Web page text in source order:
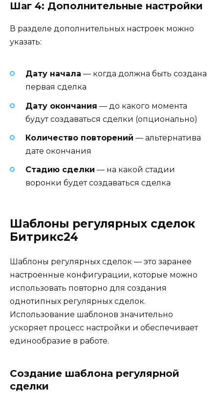
Шаг 4: Дополнительные настройки
В разделе дополнительных настроек можно
указать:
Дату начала — когда должна быть создана
первая сделка
Дату окончания — до какого момента
будут создаваться сделки (опционально)
Количество повторений — альтернатива
дате окончания
Стадию сделки — на какой стадии
воронки будет создаваться сделка
Шаблоны регулярных сделок
Битрикс24
Шаблоны регулярных сделок — это заранее
настроенные конфигурации, которые можно
использовать повторно для создания
однотипных регулярных сделок.
Использование шаблонов значительно
ускоряет процесс настройки и обеспечивает
единообразие в работе.
Создание шаблона регулярной
сделки